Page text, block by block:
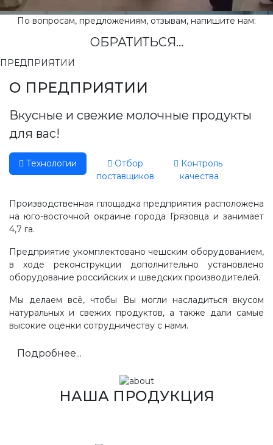
По вопросам, предложениям, отзывам, напишите нам:
ОБРАТИТЬСЯ...
ПРЕДПРИЯТИИ
О ПРЕДПРИЯТИИ
Вкусные и свежие молочные продукты
для вас!
Технологии
Отбор
поставщиков
Контроль
качества
Производственная площадка предприятия расположена
на юго-восточной окраине города Грязовца и занимает
4,7 га.
Предприятие укомплектовано чешским оборудованием,
в ходе реконструкции дополнительно установлено
оборудование российских и шведских производителей.
Мы делаем всё, чтобы Вы могли насладиться вкусом
натуральных и свежих продуктов, а также дали самые
высокие оценки сотрудничеству с нами.
Подробнее...
НАША ПРОДУКЦИЯ